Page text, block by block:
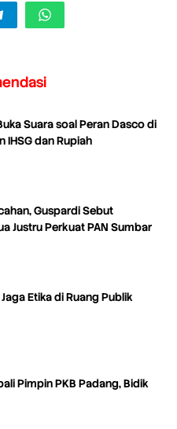
Suara soal Peran Dasco di
IHSG dan Rupiah
Guspardi Sebut
Justru Perkuat PAN Sumbar
Etika di Ruang Publik
Pimpin PKB Padang, Bidik